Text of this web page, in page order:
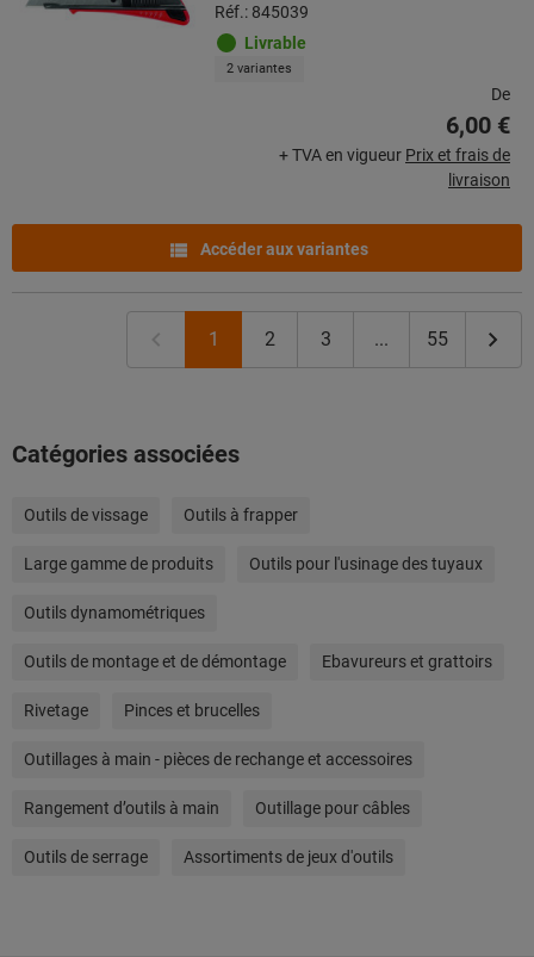
Réf.: 845039
Livrable
2 variantes
De
6,00 €
+ TVA en vigueur Prix et frais de
livraison
Accéder aux variantes
1 2 3 ... 55
Catégories associées
Outils de vissage Outils à frapper
Large gamme de produits Outils pour l'usinage des tuyaux
Outils dynamométriques
Outils de montage et de démontage Ebavureurs et grattoirs
Rivetage Pinces et brucelles
Outillages à main - pièces de rechange et accessoires
Rangement d’outils à main Outillage pour câbles
Outils de serrage Assortiments de jeux d'outils